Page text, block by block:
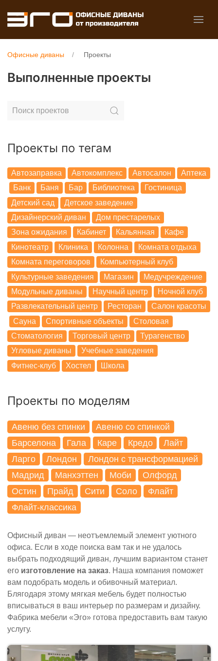
Офисные диваны Проекты
Выполненные проекты
Проекты по тегам
Автозаправка Автокомплекс Автосалон
Аптека
Банк
Баня Бар Библиотека
Гостиница
Детский сад
Детское заведение
Дизайнерский диван
Дом престарелых
Зона ожидания
Кабинет Кальянная
Кафе
Кинотеатр
Клиника Колонна
Комната отдыха
Комната переговоров
Компьютерный клуб
Культурные заведения
Магазин
Медучреждение
Модульные диваны
Научный центр
Ночной клуб
Развлекательный центр
Ресторан
Салон красоты
Сауна
Спортивные объекты
Столовая
Стоматология
Торговый центр
Турагенство
Угловые диваны
Учебные заведения
Фитнес-клуб
Хостел Школа
Проекты по моделям
Авеню без спинки
Авеню со спинкой
Барселона
Гала Каре Кредо
Лайт
Ларго
Лондон
Лондон с трансформацией
Мадрид
Манхэттен Моби
Олфорд
Остин
Прайд Сити Соло
Флайт
Флайт-классика
Офисный диван — неотъемлемый элемент уютного
офиса. Если в ходе поиска вам так и не удалось
выбрать подходящий диван, лучшим вариантом станет
его изготовление на заказ. Наша компания поможет
вам подобрать модель и обивочный материал.
Блягодаря этому мягкая мебель будет полностью
вписываться в ваш интерьер по размерам и дизайну.
Фабрика мебели «Эго» готова предоставить вам такую
услугу.